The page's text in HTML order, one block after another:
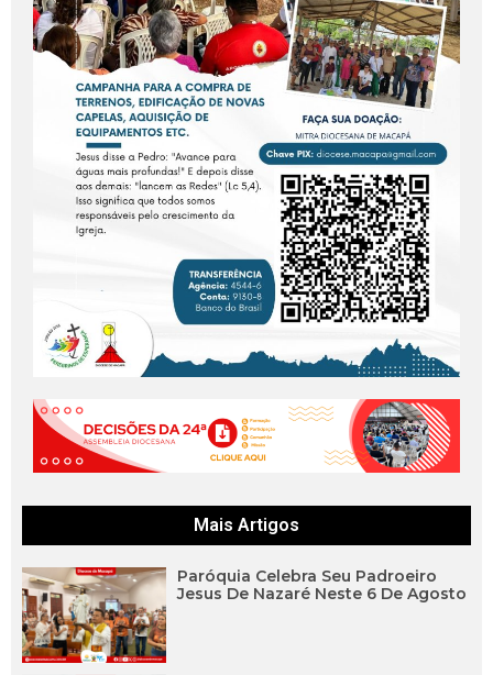
Mais Artigos
Paróquia Celebra Seu Padroeiro
Jesus De Nazaré Neste 6 De Agosto